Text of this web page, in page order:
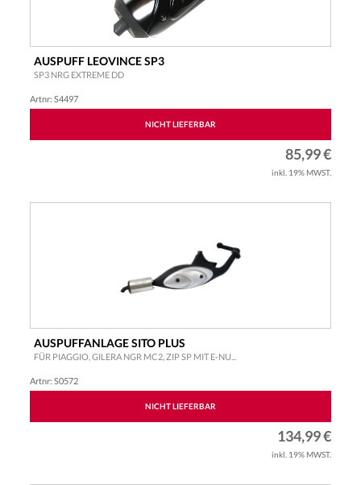
AUSPUFF LEOVINCE SP3
SP3 NRG EXTREME DD
Artnr: S4497
NICHT LIEFERBAR
85,99 €
inkl. 19% MWST.
AUSPUFFANLAGE SITO PLUS
FÜR PIAGGIO, GILERA NGR MC2, ZIP SP MIT E-NU...
Artnr: S0572
NICHT LIEFERBAR
134,99 €
inkl. 19% MWST.